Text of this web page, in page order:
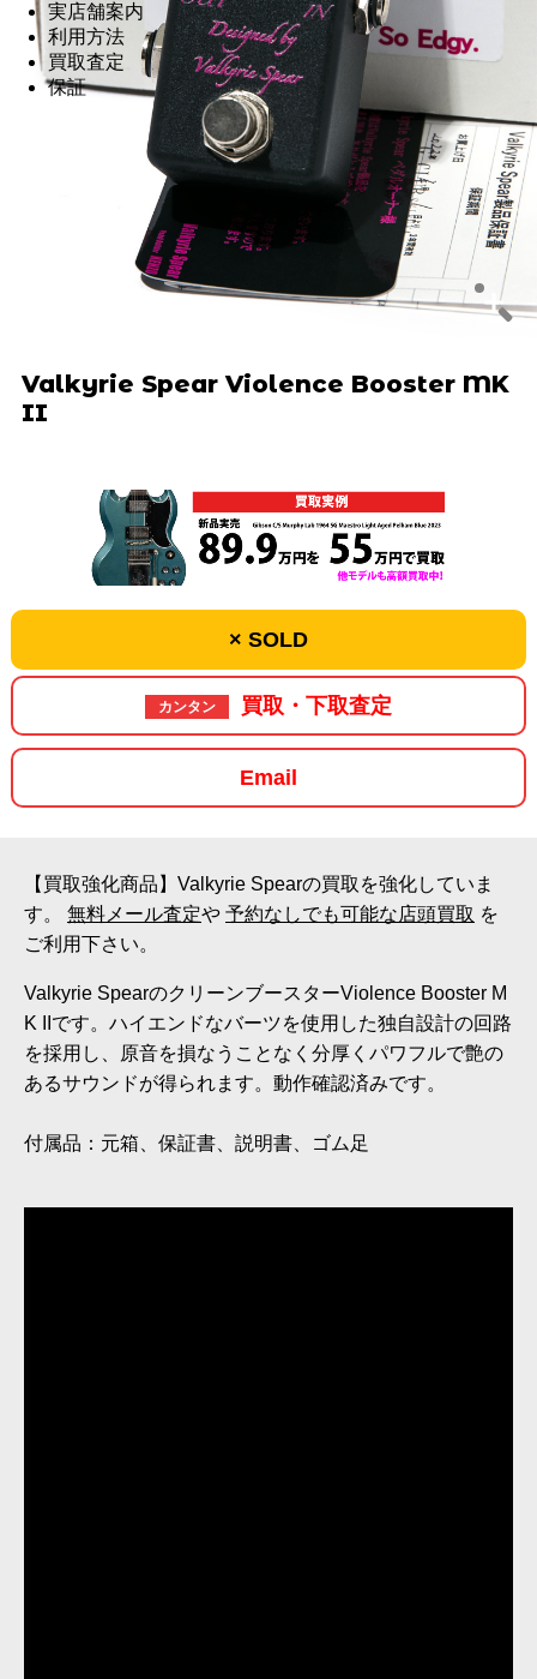
実店舗案内
利用方法
買取査定
保証
Valkyrie Spear Violence Booster MK
II
× SOLD
カンタン 買取・下取査定
Email
【買取強化商品】Valkyrie Spearの買取を強化していま
す。 無料メール査定や 予約なしでも可能な店頭買取 を
ご利用下さい。
Valkyrie SpearのクリーンブースターViolence Booster M
K IIです。ハイエンドなバーツを使用した独自設計の回路
を採用し、原音を損なうことなく分厚くパワフルで艶の
あるサウンドが得られます。動作確認済みです。
付属品：元箱、保証書、説明書、ゴム足